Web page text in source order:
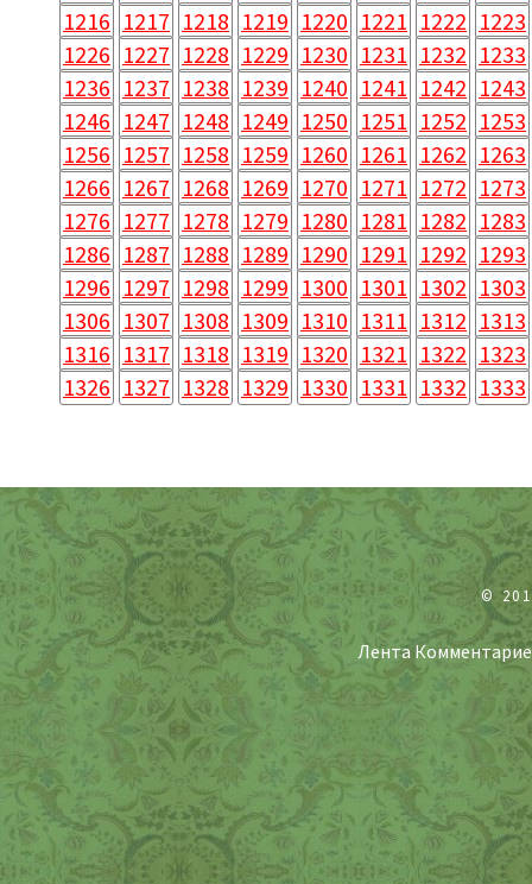
1216 1217 1218 1219 1220 1221 1222 1223
1226 1227 1228 1229 1230 1231 1232 1233
1236 1237 1238 1239 1240 1241 1242 1243
1246 1247 1248 1249 1250 1251 1252 1253
1256 1257 1258 1259 1260 1261 1262 1263
1266 1267 1268 1269 1270 1271 1272 1273
1276 1277 1278 1279 1280 1281 1282 1283
1286 1287 1288 1289 1290 1291 1292 1293
1296 1297 1298 1299 1300 1301 1302 1303
1306 1307 1308 1309 1310 1311 1312 1313
1316 1317 1318 1319 1320 1321 1322 1323
1326 1327 1328 1329 1330 1331 1332 1333
©
Лента